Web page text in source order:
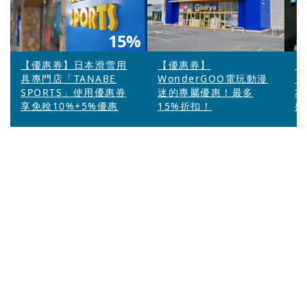
15%
【優惠券】日本滑雪用
具專門店「TANABE
SPORTS」使用優惠券
享免稅10%+5%優惠
【優惠券】
WonderGOO電玩動漫
迷的專屬優惠！最多
15%折扣！